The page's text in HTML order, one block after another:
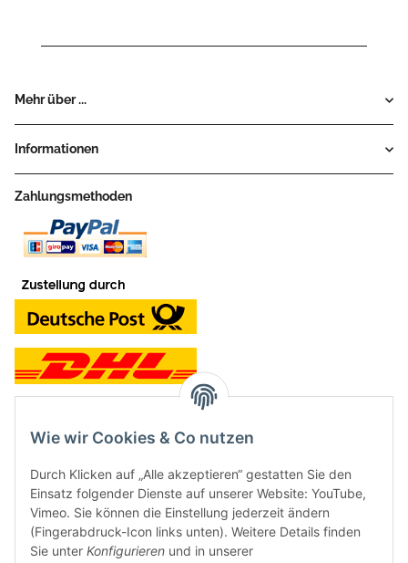
Mehr über ...
Informationen
Zahlungsmethoden
Neben dem Onlineshop haben wir ein Ladengeschäft in Hütten:
Frontline Games
Färbereiweg 3A
Wie wir Cookies & Co nutzen
Durch Klicken auf „Alle akzeptieren“ gestatten Sie den
Einsatz folgender Dienste auf unserer Website: YouTube,
Vimeo. Sie können die Einstellung jederzeit ändern
(Fingerabdruck-Icon links unten). Weitere Details finden
Sie unter Konfigurieren und in unserer